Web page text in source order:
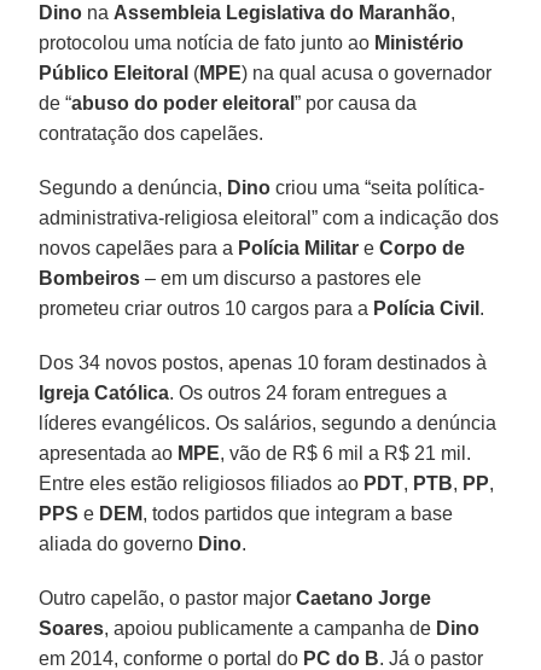
Dino na Assembleia Legislativa do Maranhão,
protocolou uma notícia de fato junto ao Ministério
Público Eleitoral (MPE) na qual acusa o governador
de “abuso do poder eleitoral” por causa da
contratação dos capelães.
Segundo a denúncia, Dino criou uma “seita política-
administrativa-religiosa eleitoral” com a indicação dos
novos capelães para a Polícia Militar eCorpo de
Bombeiros – em um discurso a pastores ele
prometeu criar outros 10 cargos para a Polícia Civil .
Dos 34 novos postos, apenas 10 foram destinados à
Igreja Católica. Os outros 24 foram entregues a
líderes evangélicos. Os salários, segundo a denúncia
apresentada ao MPE, vão de R$ 6 mil a R$ 21 mil.
Entre eles estão religiosos filiados ao PDT, PTB, PP,
PPS e DEM, todos partidos que integram a base
aliada do governo Dino.
Outro capelão, o pastor majorCaetano Jorge
Soares, apoiou publicamente a campanha de Dino
em 2014, conforme o portal do PC do B. Já o pastor